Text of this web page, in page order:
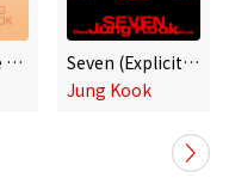
3D (Alternate Ver.)
Seven (Explicit Ver.)
Jung Kook